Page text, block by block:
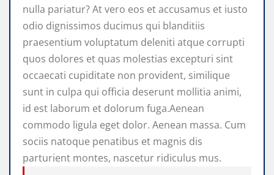
nulla pariatur? At vero eos et accusamus et iusto
odio dignissimos ducimus qui blanditiis
praesentium voluptatum deleniti atque corrupti
quos dolores et quas molestias excepturi sint
occaecati cupiditate non provident, similique
sunt in culpa qui officia deserunt mollitia animi,
id est laborum et dolorum fuga.Aenean
commodo ligula eget dolor. Aenean massa. Cum
sociis natoque penatibus et magnis dis
parturient montes, nascetur ridiculus mus.